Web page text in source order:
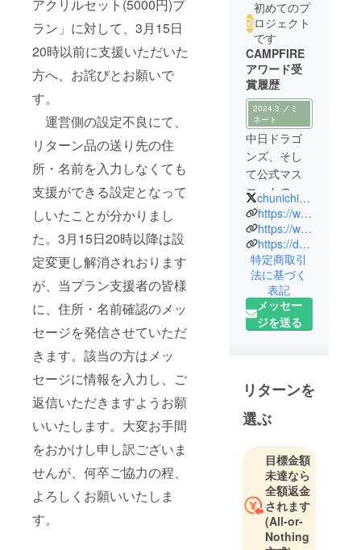
アクリルセット(5000円)プ
ラン」に対して、3月15日
20時以前に支援いただいた
方へ、お詫びとお願いで
す。
運営側の設定不良にて、
リターン品の送り先の住
所・名前を入力しなくても
支援ができる設定となって
しいたことが分かりまし
た。3月15日20時以降は設
定変更し解消されおります
が、当プラン支援者の皆様
に、住所・名前確認のメッ
セージを発信させていただ
きます。該当の方はメッ
セージに情報を入力し、ご
返信いただきますようお願
いいたします。大変お手間
をおかけし申し訳ございま
せんが、何卒ご協力の程、
よろしくお願いいたしま
す。
初めてのプ
ロジェクト
です
CAMPFIRE
アワード受
賞履歴
2024.3 ノミ
ネート
中日ドラゴ
ンズ、そし
て公式マス
コットのド
アラを、こ
よなく愛し
ています。
みんなで応
援しまょ
う！
chunichi_47
https://www.chunichi.co.jp/
https://www.chunichi.co.jp/chuspo
https://dragons.jp/
特定商取引
法に基づく
表記
メッセー
ジを送る
リターンを
選ぶ
目標金額
未達なら
全額返金
されます
(All-or-
Nothing